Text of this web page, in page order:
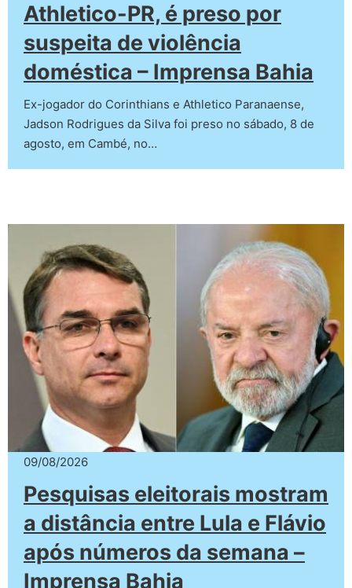
Athletico-PR, é preso por
suspeita de violência
doméstica – Imprensa Bahia
Ex-jogador do Corinthians e Athletico Paranaense,
Jadson Rodrigues da Silva foi preso no sábado, 8 de
agosto, em Cambé, no…
09/08/2026
Pesquisas eleitorais mostram
a distância entre Lula e Flávio
após números da semana –
Imprensa Bahia